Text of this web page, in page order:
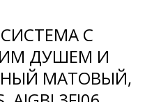
С
ДУШЕМ И
МАТОВЫЙ,